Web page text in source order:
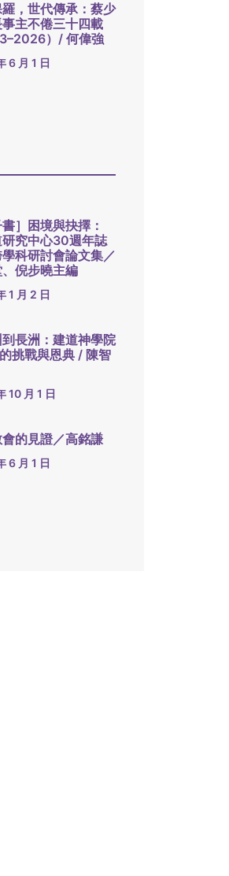
，世代傳承：蔡少
主不倦三十四載
）/ 何偉強
6 月 1 日
書］困境與抉擇：
研究中心30週年誌
科研討會論文集／
倪步曉主編
1 月 2 日
長洲：建道神學院
挑戰與恩典 / 陳智
10 月 1 日
的見證／高銘謙
6 月 1 日